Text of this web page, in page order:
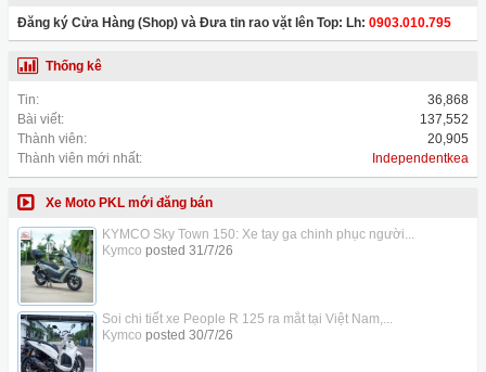
Đăng ký Cửa Hàng (Shop) và Đưa tin rao vặt lên Top: Lh: 0903.010.795
Thống kê
Tin:
36,868
Bài viết:
137,552
Thành viên:
20,905
Thành viên mới nhất:
Independentkea
Xe Moto PKL mới đăng bán
KYMCO Sky Town 150: Xe tay ga chinh phục người...
Kymco posted 31/7/26
Soi chi tiết xe People R 125 ra mắt tại Việt Nam,...
Kymco posted 30/7/26